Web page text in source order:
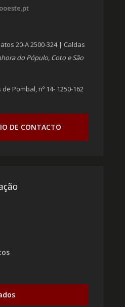
20-A 2500-324 | Caldas
do Pópulo, Coto e São
Pombal, nº 14- 1250-162
DE CONTACTO